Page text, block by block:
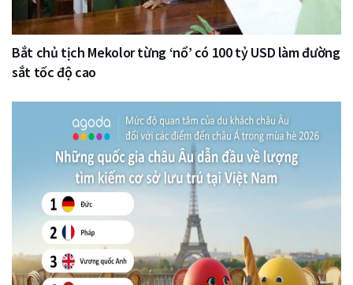
Bắt chủ tịch Mekolor từng ‘nổ’ có 100 tỷ USD làm đường
sắt tốc độ cao